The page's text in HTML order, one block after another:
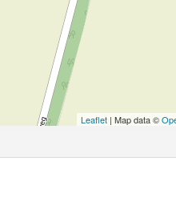
Leaflet | Map data ©